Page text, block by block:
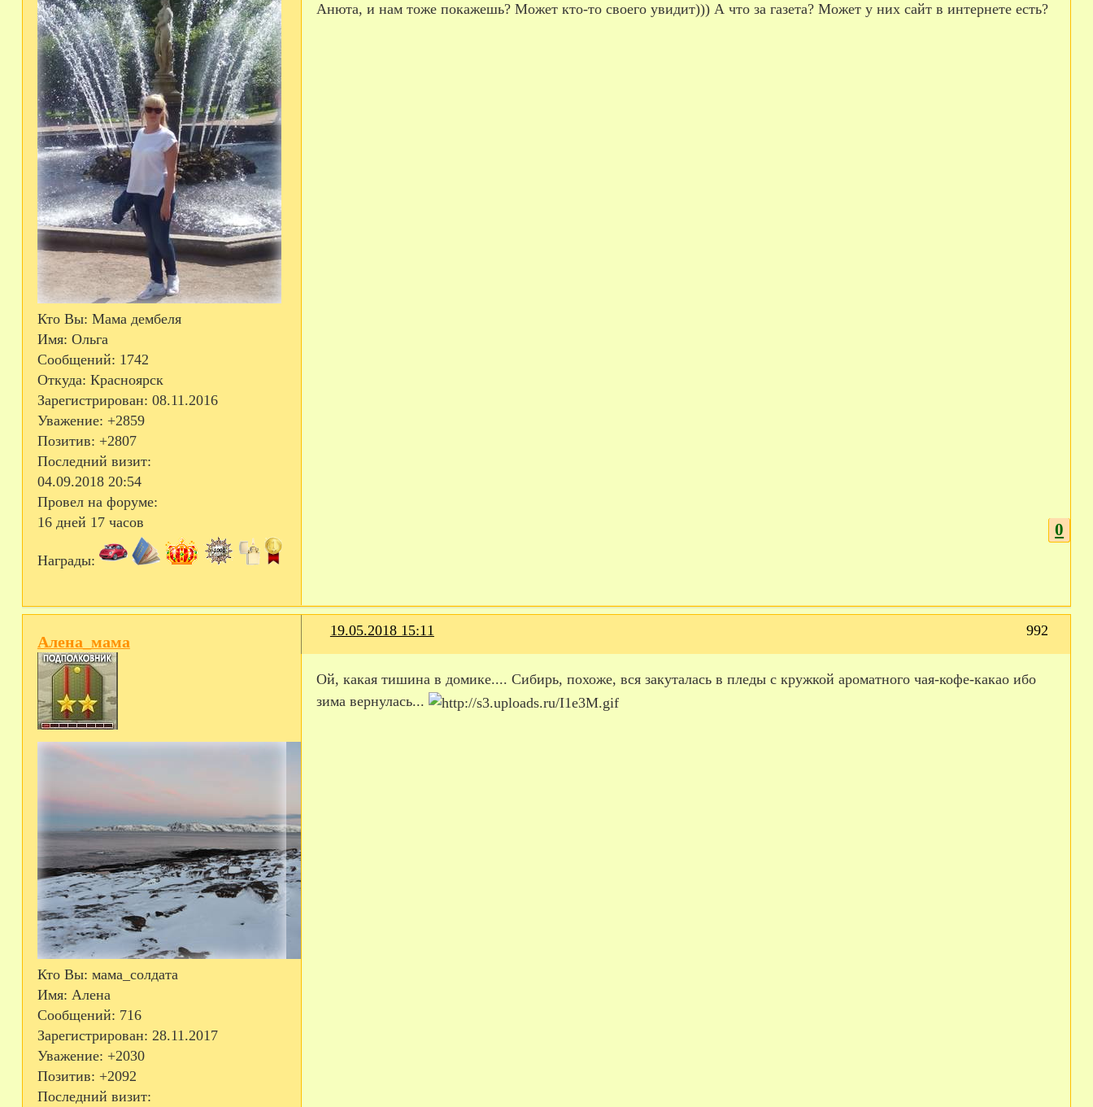
Кто Вы: Мама дембеля
Имя: Ольга
Сообщений: 1742
Откуда: Красноярск
Зарегистрирован: 08.11.2016
Уважение: +2859
Позитив: +2807
Последний визит:
04.09.2018 20:54
Провел на форуме:
16 дней 17 часов
Награды:
Анюта, и нам тоже покажешь? Может кто-то своего увидит))) А что за газета? Может у них сайт в интернете есть?
0
992
19.05.2018 15:11
Алена_мама
Кто Вы: мама_солдата
Имя: Алена
Сообщений: 716
Зарегистрирован: 28.11.2017
Уважение: +2030
Позитив: +2092
Последний визит:
Ой, какая тишина в домике.... Сибирь, похоже, вся закуталась в пледы с кружкой ароматного чая-кофе-какао ибо
зима вернулась...